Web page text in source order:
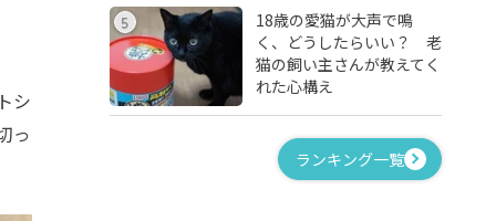
シ
っ
5
18歳の愛猫が大声で鳴
く、どうしたらいい？ 老
猫の飼い主さんが教えてく
れた心構え
ランキング一覧